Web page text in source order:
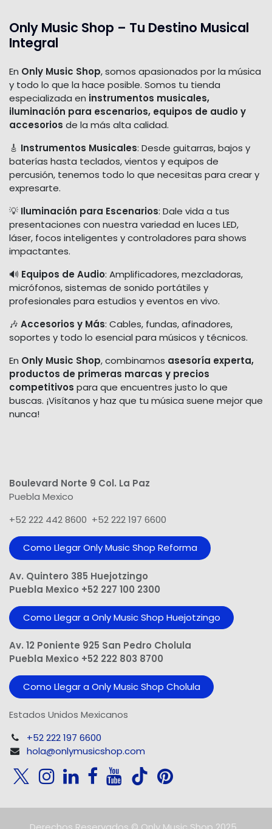
Only Music Shop – Tu Destino Musical
Integral
En Only Music Shop, somos apasionados por la música
y todo lo que la hace posible. Somos tu tienda
especializada en instrumentos musicales,
iluminación para escenarios, equipos de audio y
accesorios de la más alta calidad.
🎸 Instrumentos Musicales: Desde guitarras, bajos y
baterías hasta teclados, vientos y equipos de
percusión, tenemos todo lo que necesitas para crear y
expresarte.
💡 Iluminación para Escenarios: Dale vida a tus
presentaciones con nuestra variedad en luces LED,
láser, focos inteligentes y controladores para shows
impactantes.
🔊 Equipos de Audio: Amplificadores, mezcladoras,
micrófonos, sistemas de sonido portátiles y
profesionales para estudios y eventos en vivo.
🎶 Accesorios y Más: Cables, fundas, afinadores,
soportes y todo lo esencial para músicos y técnicos.
En Only Music Shop, combinamos asesoría experta,
productos de primeras marcas y precios
competitivos para que encuentres justo lo que
buscas. ¡Visítanos y haz que tu música suene mejor que
nunca!
Boulevard Norte 9 Col. La Paz
Puebla Mexico
+52 222 442 8600 +52 222 197 6600
Como Llegar Only Music Shop​ Reforma
Av. Quintero 385 Huejotzingo
Puebla Mexico +52 227 100 2300
Como Llegar a Only Music Shop Huejotzingo
Av. 12 Poniente 925 San Pedro Cholula
Puebla Mexico +52 222 803 8700
Como Llegar a Only Music Shop Cholula
Estados Unidos Mexicanos
+52 222 197 6600
hola@onlymusicshop.com